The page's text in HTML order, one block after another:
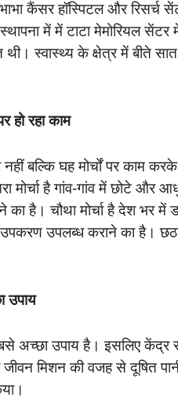
कैंसर हॉस्पिटल और रिसर्च
में में टाटा मेमोरियल
स्वास्थ्य के क्षेत्र में बीते
हो रहा काम
बल्कि घह मोर्चों पर काम
मोर्चा है गांव-गांव में छोटे और
है। चौथा मोर्चा है देश भर में
उपकरण उपलब्ध कराने का है।
उपाय
अच्छा उपाय है। इसलिए
मिशन की वजह से दूषित